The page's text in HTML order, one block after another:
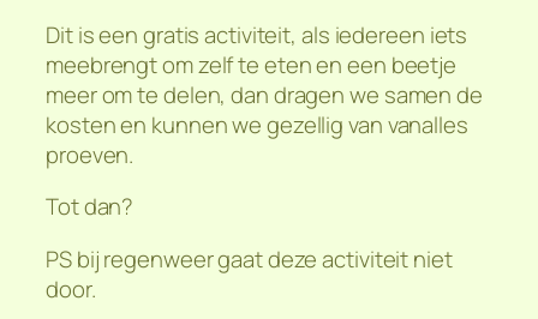
Dit is een gratis activiteit, als iedereen iets
meebrengt om zelf te eten en een beetje
meer om te delen, dan dragen we samen de
kosten en kunnen we gezellig van vanalles
proeven.
Tot dan?
PS bij regenweer gaat deze activiteit niet
door.